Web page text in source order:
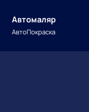
content
Автомаляр
АвтоПокраска